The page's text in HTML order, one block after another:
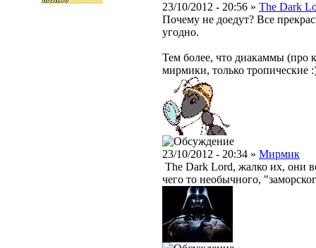
23/10/2012 - 20:56 » The Dark
Почему не доедут? Все
угодно.
Тем более, что диакаммы (про
мирмики, только тропические
23/10/2012 - 20:34 » Мирмик
The Dark Lord, жалко их, они
чего то необычного,